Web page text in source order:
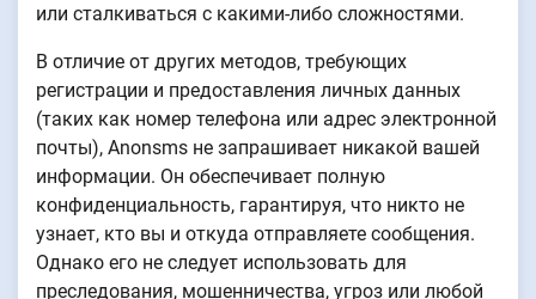
или сталкиваться с какими-либо сложностями.
В отличие от других методов, требующих
регистрации и предоставления личных данных
(таких как номер телефона или адрес электронной
почты), Anonsms не запрашивает никакой вашей
информации. Он обеспечивает полную
конфиденциальность, гарантируя, что никто не
узнает, кто вы и откуда отправляете сообщения.
Однако его не следует использовать для
преследования, мошенничества, угроз или любой